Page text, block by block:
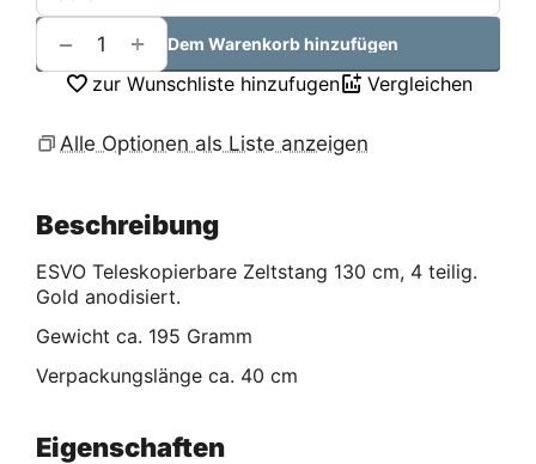
+
− Dem Warenkorb hinzufügen
zur Wunschliste hinzufugen Vergleichen
Alle Optionen als Liste anzeigen
Beschreibung
ESVO Teleskopierbare Zeltstang 130 cm, 4 teilig.
Gold anodisiert.
Gewicht ca. 195 Gramm
Verpackungslänge ca. 40 cm
Eigenschaften